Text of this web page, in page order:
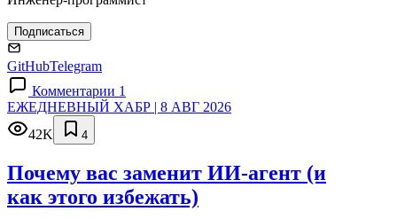
Подписаться
GitHubTelegram
Комментарии 1
ЕЖЕДНЕВНЫЙ ХАБР | 8 АВГ 2026
42K
4
Почему вас заменит ИИ‑агент (и
как этого избежать)